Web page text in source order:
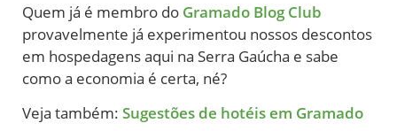
Quem já é membro do Gramado Blog Club
provavelmente já experimentou nossos descontos
em hospedagens aqui na Serra Gaúcha e sabe
como a economia é certa, né?
Veja também: Sugestões de hotéis em Gramado